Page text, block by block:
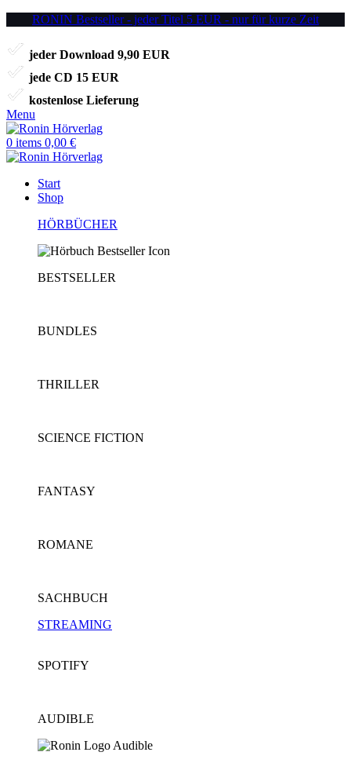
RONIN Bestseller - jeder Titel 5 EUR - nur für kurze Zeit
jeder Download 9,90 EUR
jede CD 15 EUR
kostenlose Lieferung
Menu
0 items 0,00 €
Start
Shop
HÖRBÜCHER
BESTSELLER
BUNDLES
THRILLER
SCIENCE FICTION
FANTASY
ROMANE
SACHBUCH
STREAMING
SPOTIFY
AUDIBLE